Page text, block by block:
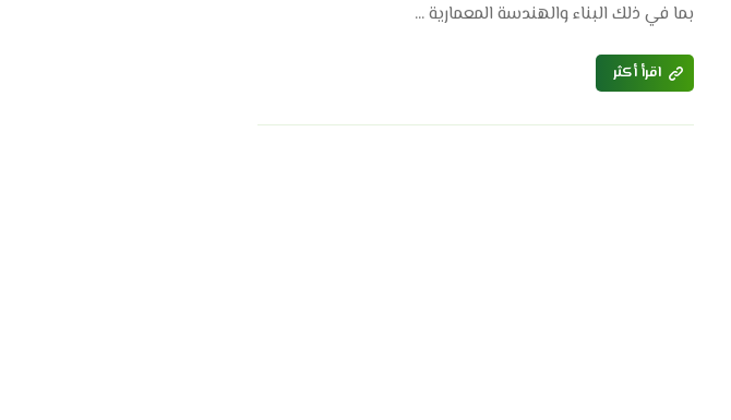
بما في ذلك البناء والهندسة المعمارية ...
اقرأ أكثر